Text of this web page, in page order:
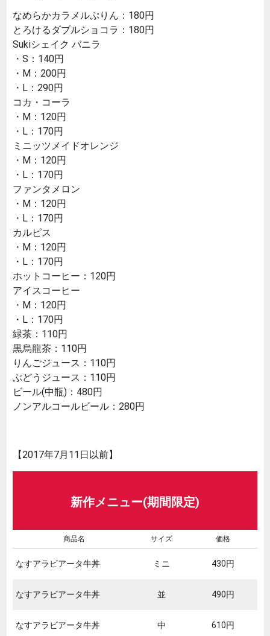
なめらかカラメルぷりん：180円
とろけるダブルショコラ：180円
Sukiシェイク バニラ
・S：140円
・M：200円
・L：290円
コカ・コーラ
・M：120円
・L：170円
ミニッツメイドオレンジ
・M：120円
・L：170円
ファンタメロン
・M：120円
・L：170円
カルピス
・M：120円
・L：170円
ホットコーヒー：120円
アイスコーヒー
・M：120円
・L：170円
緑茶：110円
黒烏龍茶：110円
りんごジュース：110円
ぶどうジュース：110円
ビール(中瓶)：480円
ノンアルコールビール：280円
【2017年7月11日以前】
新作メニュー(期間限定)
商品名 サイズ 価格
なすアラビアータ牛丼 ミニ 430円
なすアラビアータ牛丼 並 490円
なすアラビアータ牛丼 中 610円